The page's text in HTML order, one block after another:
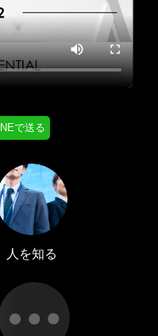
で送る
人を知る
する
る ＞